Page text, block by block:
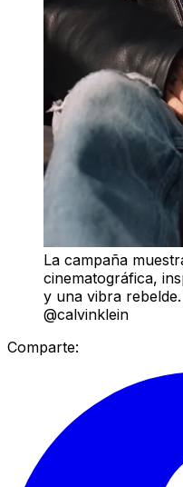
La campaña
cinematográfica,
y una vibra
@calvinklein
Comparte: